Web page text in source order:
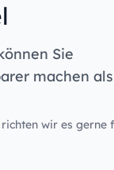
Sie
machen als
wir es gerne